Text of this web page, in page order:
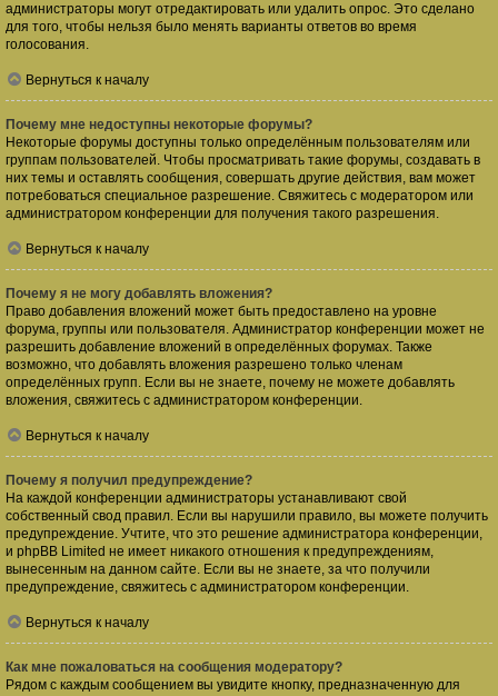
администраторы могут отредактировать или удалить опрос. Это сделано
для того, чтобы нельзя было менять варианты ответов во время
голосования.
Вернуться к началу
Почему мне недоступны некоторые форумы?
Некоторые форумы доступны только определённым пользователям или
группам пользователей. Чтобы просматривать такие форумы, создавать в
них темы и оставлять сообщения, совершать другие действия, вам может
потребоваться специальное разрешение. Свяжитесь с модератором или
администратором конференции для получения такого разрешения.
Вернуться к началу
Почему я не могу добавлять вложения?
Право добавления вложений может быть предоставлено на уровне
форума, группы или пользователя. Администратор конференции может не
разрешить добавление вложений в определённых форумах. Также
возможно, что добавлять вложения разрешено только членам
определённых групп. Если вы не знаете, почему не можете добавлять
вложения, свяжитесь с администратором конференции.
Вернуться к началу
Почему я получил предупреждение?
На каждой конференции администраторы устанавливают свой
собственный свод правил. Если вы нарушили правило, вы можете получить
предупреждение. Учтите, что это решение администратора конференции,
и phpBB Limited не имеет никакого отношения к предупреждениям,
вынесенным на данном сайте. Если вы не знаете, за что получили
предупреждение, свяжитесь с администратором конференции.
Вернуться к началу
Как мне пожаловаться на сообщения модератору?
Рядом с каждым сообщением вы увидите кнопку, предназначенную для